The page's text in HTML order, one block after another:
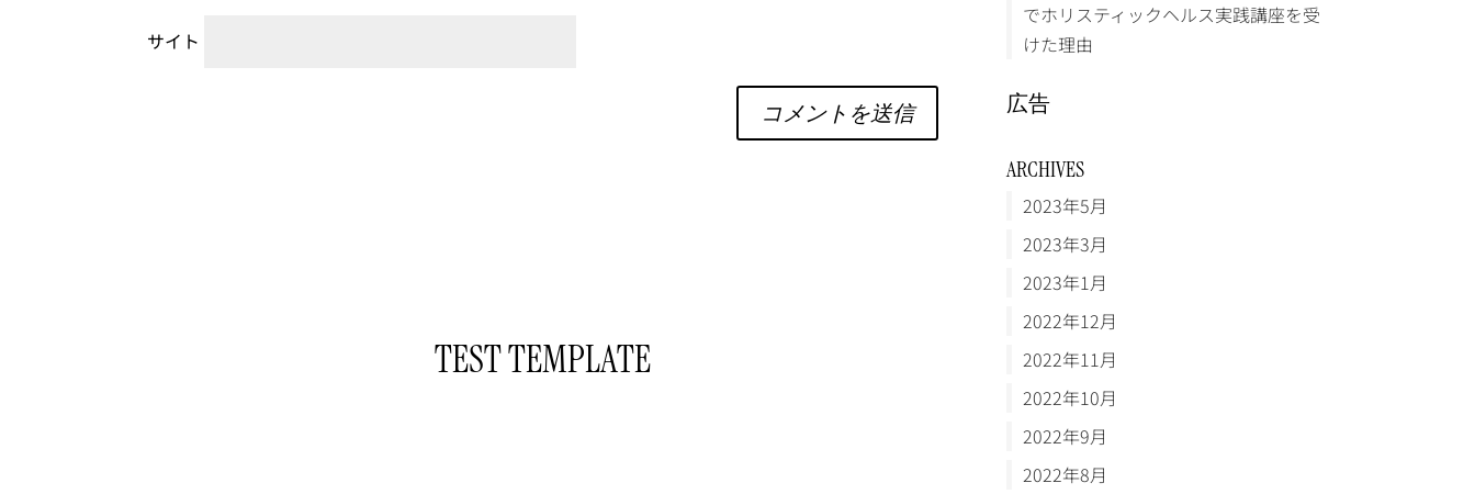
TEST TEMPLATE
サイト
でホリスティックヘルス実践講座を受
けた理由
広告
ARCHIVES
2023年5月
2023年3月
2023年1月
2022年12月
2022年11月
2022年10月
2022年9月
2022年8月